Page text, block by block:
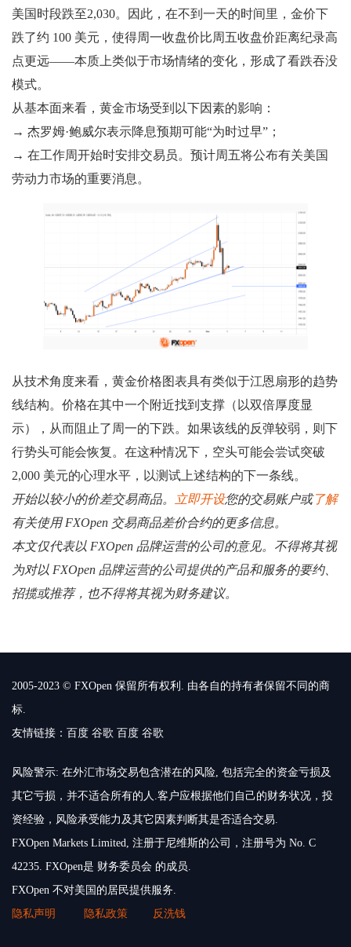
美国时段跌至2,030。因此，在不到一天的时间里，金价下
跌了约 100 美元，使得周一收盘价比周五收盘价距离纪录高
点更远——本质上类似于市场情绪的变化，形成了看跌吞没
模式。
从基本面来看，黄金市场受到以下因素的影响：
→ 杰罗姆·鲍威尔表示降息预期可能“为时过早”；
→ 在工作周开始时安排交易员。预计周五将公布有关美国
劳动力市场的重要消息。
从技术角度来看，黄金价格图表具有类似于江恩扇形的趋势
线结构。价格在其中一个附近找到支撑（以双倍厚度显
示），从而阻止了周一的下跌。如果该线的反弹较弱，则下
行势头可能会恢复。在这种情况下，空头可能会尝试突破
2,000 美元的心理水平，以测试上述结构的下一条线。
开始以较小的价差交易商品。
立即开设您的交易账户或了解
有关使用 FXOpen 交易商品差价合约的更多信息。
本文仅代表以 FXOpen 品牌运营的公司的意见。不得将其视
为对以 FXOpen 品牌运营的公司提供的产品和服务的要约、
招揽或推荐，也不得将其视为财务建议。
2005-2023 © FXOpen 保留所有权利. 由各自的持有者保留不同的商
标.
友情链接： 百度 谷歌 百度 谷歌
风险警示: 在外汇市场交易包含潜在的风险, 包括完全的资金亏损及
其它亏损，并不适合所有的人.客户应根据他们自己的财务状况，投
资经验，风险承受能力及其它因素判断其是否适合交易.
FXOpen Markets Limited, 注册于尼维斯的公司，注册号为 No. C
42235. FXOpen是 财务委员会 的成员.
FXOpen 不对美国的居民提供服务.
隐私声明
隐私政策 反洗钱